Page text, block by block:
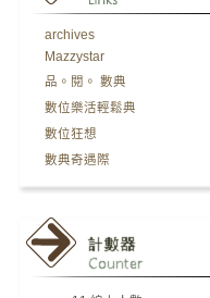
archives
Mazzystar
品。閱。 數典
數位樂活輕鬆典
數位狂想
數典奇遇際